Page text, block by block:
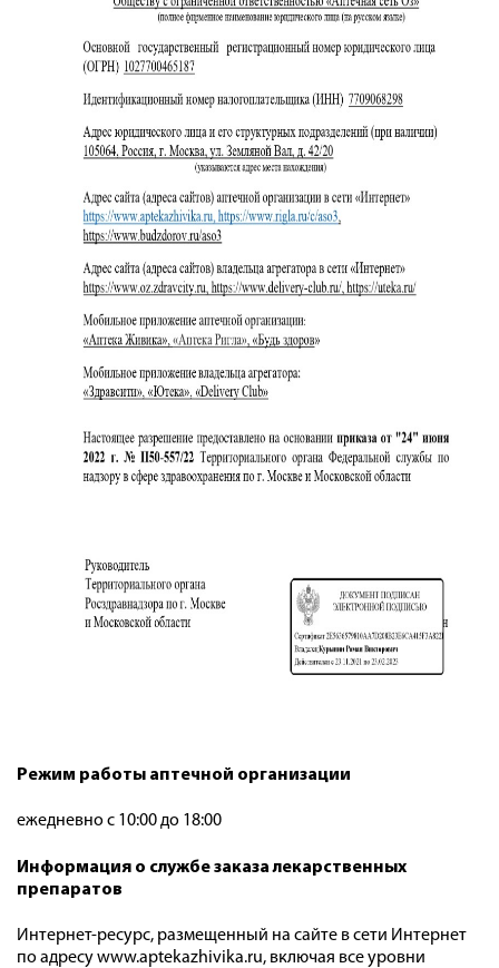
Режим работы аптечной организации
ежедневно с 10:00 до 18:00
Информация о службе заказа лекарственных
препаратов
Интернет-ресурс, размещенный на сайте в сети Интернет
по адресу www.aptekazhivika.ru, включая все уровни